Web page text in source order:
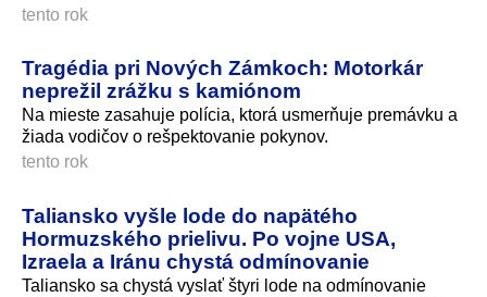
tento rok
Tragédia pri Nových Zámkoch: Motorkár
neprežil zrážku s kamiónom
Na mieste zasahuje polícia, ktorá usmerňuje premávku a
žiada vodičov o rešpektovanie pokynov.
tento rok
Taliansko vyšle lode do napätého
Hormuzského prielivu. Po vojne USA,
Izraela a Iránu chystá odmínovanie
Taliansko sa chystá vyslať štyri lode na odmínovanie